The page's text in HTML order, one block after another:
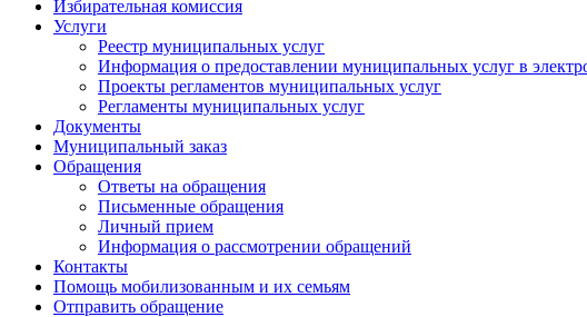
Избирательная комиссия
Услуги
Реестр муниципальных услуг
Информация о предоставлении муниципальных услуг в
Проекты регламентов муниципальных услуг
Регламенты муниципальных услуг
Документы
Муниципальный заказ
Обращения
Ответы на обращения
Письменные обращения
Личный прием
Информация о рассмотрении обращений
Контакты
Помощь мобилизованным и их семьям
Отправить обращение